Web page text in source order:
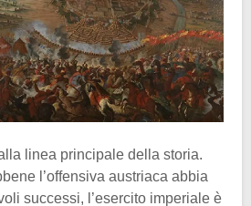
linea principale della storia.
l’offensiva austriaca abbia
successi, l’esercito imperiale è